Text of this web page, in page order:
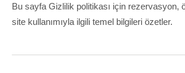
Bu sayfa Gizlilik politikası için rezervasyon,
site kullanımıyla ilgili temel bilgileri özetler.